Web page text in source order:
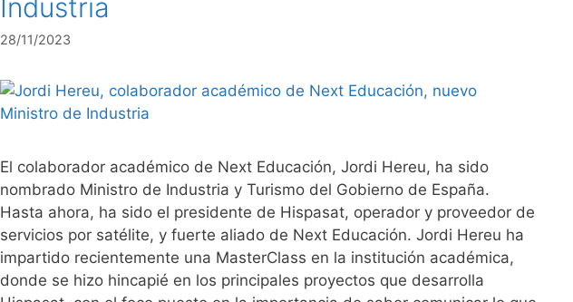
Industria
28/11/2023
El colaborador académico de Next Educación, Jordi Hereu, ha sido
nombrado Ministro de Industria y Turismo del Gobierno de España.
Hasta ahora, ha sido el presidente de Hispasat, operador y proveedor de
servicios por satélite, y fuerte aliado de Next Educación. Jordi Hereu ha
impartido recientemente una MasterClass en la institución académica,
donde se hizo hincapié en los principales proyectos que desarrolla